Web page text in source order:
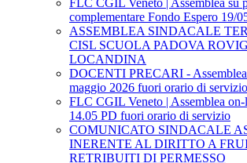
FLC CGIL Veneto | Assemblea su
complementare Fondo Espero 19/
ASSEMBLEA SINDACALE
CISL SCUOLA PADOVA
LOCANDINA
DOCENTI PRECARI -
maggio 2026 fuori orario di servizio
FLC CGIL Veneto | Assemblea
14.05 PD fuori orario di servizio
COMUNICATO SINDACALE
INERENTE AL DIRITTO A
RETRIBUITI DI PERMESSO